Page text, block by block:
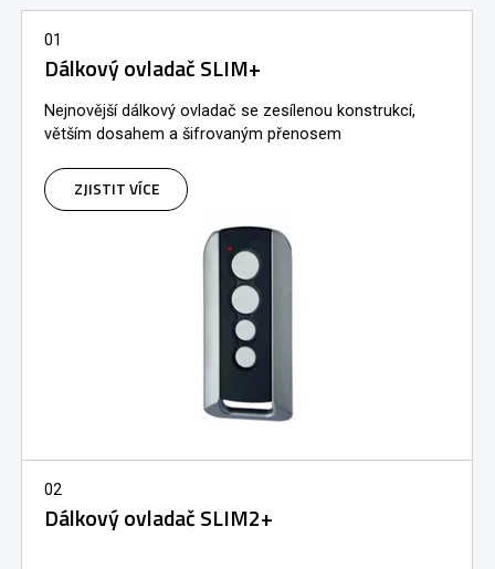
01
Dálkový ovladač SLIM+
Nejnovější dálkový ovladač se zesílenou konstrukcí,
větším dosahem a šifrovaným přenosem
ZJISTIT VÍCE
02
Dálkový ovladač SLIM2+